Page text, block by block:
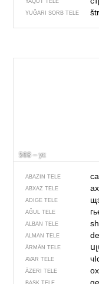
YAQUT TELE
YUĞARI SORB TELE
568 – ук
ABAZIN TELE
ABXAZ TELE
ADIGE TELE
AĞUL TELE
ALBAN TELE
ALMAN TELE
ÄRMÄN TELE
AVAR TELE
ÄZERI TELE ox
BASK TELE